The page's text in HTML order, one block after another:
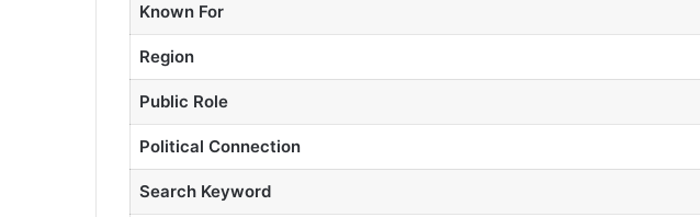
Known For
Region
Public Role
Political Connection
Search Keyword